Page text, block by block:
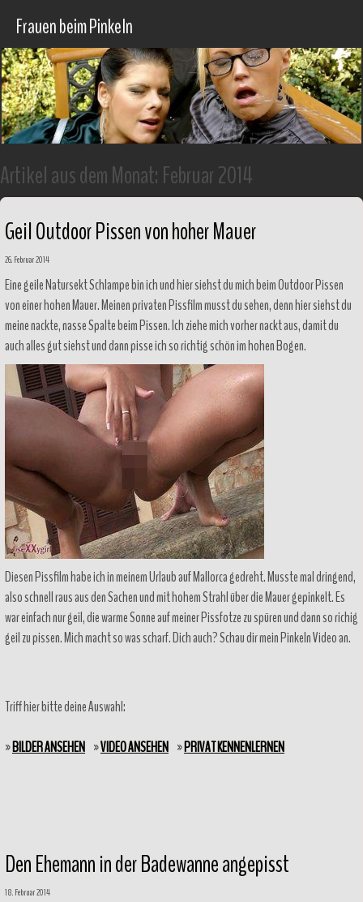
Frauen beim Pinkeln
Artikel aus dem Monat:Februar 2014
Geil Outdoor Pissen von hoher Mauer
26. Februar 2014
Eine geile Natursekt Schlampe bin ich und hier siehst du mich beim Outdoor Pissen
von einer hohen Mauer. Meinen privaten Pissfilm musst du sehen, denn hier siehst du
meine nackte, nasse Spalte beim Pissen. Ich ziehe mich vorher nackt aus, damit du
auch alles gut siehst und dann pisse ich so richtig schön im hohen Bogen.
Diesen Pissfilm habe ich in meinem Urlaub auf Mallorca gedreht. Musste mal dringend,
also schnell raus aus den Sachen und mit hohem Strahl über die Mauer gepinkelt. Es
war einfach nur geil, die warme Sonne auf meiner Pissfotze zu spüren und dann so richig
geil zu pissen. Mich macht so was scharf. Dich auch? Schau dir mein Pinkeln Video an.
Triff hier bitte deine Auswahl:
»BILDER ANSEHEN »VIDEO ANSEHEN »PRIVAT KENNENLERNEN
Den Ehemann in der Badewanne angepisst
18. Februar 2014